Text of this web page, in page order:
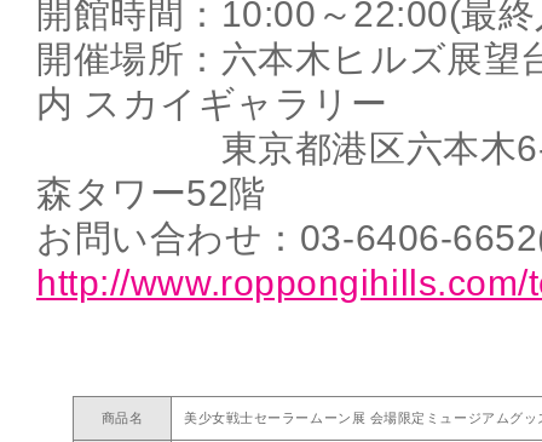
開館時間：10:00～22:00(最
開催場所：六本木ヒルズ展望
内 スカイギャラリー
東京都港区六本木6-
森タワー52階
お問い合わせ：03-6406-
http://
商品名 美少女戦士セーラームーン展 会場限定ミュージアムグッ